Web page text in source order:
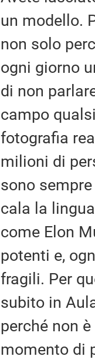
un modello.
non solo
ogni giorno
di non
campo
fotografia
milioni di
sono
cala la
come Elon
potenti e,
fragili. Per
subito in
perché non
momento di